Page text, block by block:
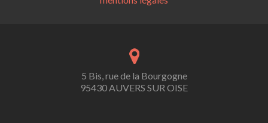
5 Bis, rue de la Bourgogne
95430 AUVERS SUR OISE